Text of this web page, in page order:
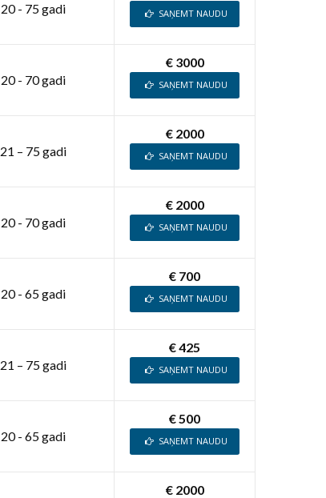
20 - 75 gadi SAŅEMT NAUDU
20 - 70 gadi
€ 3000
SAŅEMT NAUDU
21 – 75 gadi
€ 2000
SAŅEMT NAUDU
20 - 70 gadi
€ 2000
SAŅEMT NAUDU
20 - 65 gadi
€ 700
SAŅEMT NAUDU
21 – 75 gadi
€ 425
SAŅEMT NAUDU
20 - 65 gadi
€ 500
SAŅEMT NAUDU
€ 2000